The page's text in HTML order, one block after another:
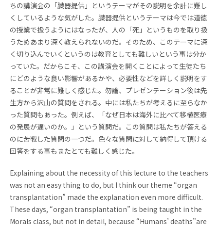
採用情報 視察申し込み
ちの講演会の「臓器提供」というテーマがその説明を余計に難し
くしているような気がした。臓器提供というテーマは今では道徳
の授業で扱うようにはなったが、人の「死」というものを取り扱
うためあまり深く教えられないのだ。そのため、このテーマに深
く切り込んでいくというのは教育としても難しいという事は分か
っていた。だからこそ、この講演会を開くことによって生徒たち
にどのような良い影響があるかや、必要性などを詳しく説明をす
ることが非常に難しく感じた。勿論、プレゼンテーション後は先
生方から沢山の質問をされる。中には私たちが考えるに至らなか
った質問もあった。例えば、「なぜ日本は海外に比べて移植医療
の発展が遅いのか。」という質問だ。この質問は私たちが答える
のに苦戦した質問の一つだ。色々な質問に対して納得して頂ける
回答をする事もまたとても難しく感じた。
Explaining about the necessity of this lecture to the teachers
was not an easy thing to do, but I think our theme “organ
transplantation” made the explanation even more difficult.
These days, “organ transplantation” is being taught in the
Morals class, but not in detail, because “Humans’ deaths”are